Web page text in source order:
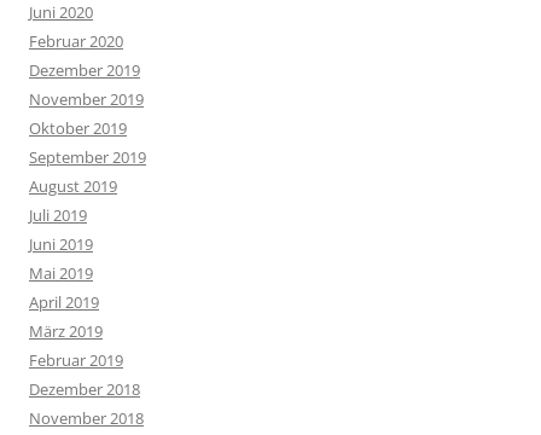
Juni 2020
Februar 2020
Dezember 2019
November 2019
Oktober 2019
September 2019
August 2019
Juli 2019
Juni 2019
Mai 2019
April 2019
März 2019
Februar 2019
Dezember 2018
November 2018